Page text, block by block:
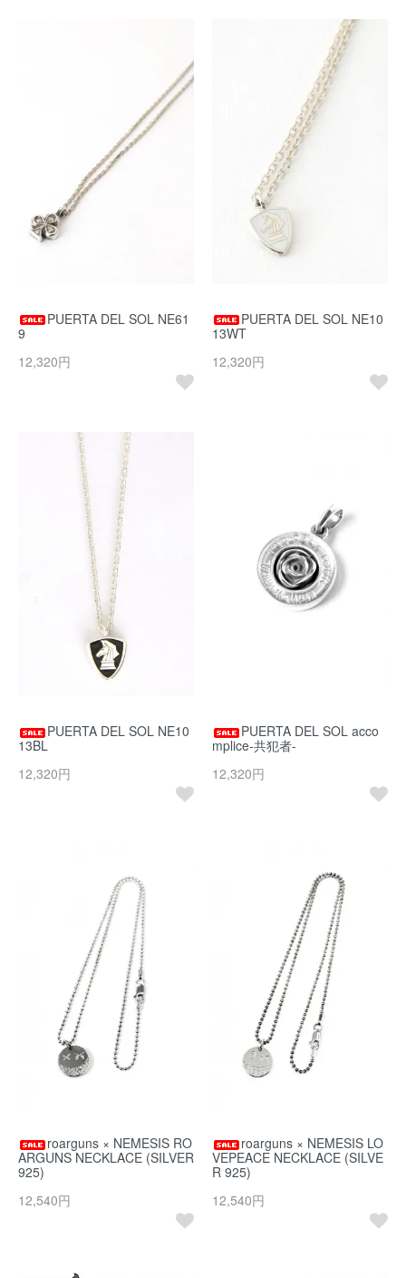
PUERTA DEL SOL NE61
9
12,320円
PUERTA DEL SOL NE10
13WT
12,320円
PUERTA DEL SOL NE10
13BL
12,320円
PUERTA DEL SOL acco
mplice-共犯者-
12,320円
roarguns × NEMESIS RO
ARGUNS NECKLACE (SILVER
925)
12,540円
roarguns × NEMESIS LO
VEPEACE NECKLACE (SILVE
R 925)
12,540円